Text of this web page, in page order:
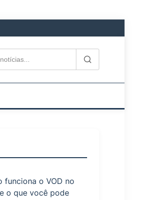
funciona o VOD no
o que você pode